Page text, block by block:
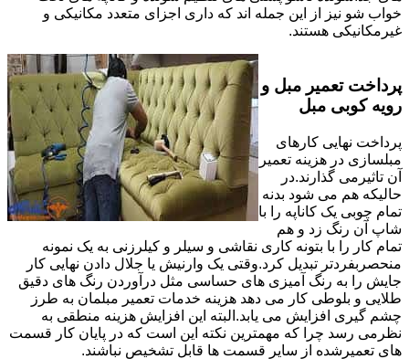
خواب شو نیز از این جمله اند که داری اجزای متعدد مکانیکی و
غیرمکانیکی هستند.
پرداخت تعمیر مبل و
رویه کوبی مبل
پرداخت نهایی کارهای
مبلسازی در هزینه تعمیر
آن تاثیرمی گذارند.در
حالیکه هم می شود بدنه
تمام چوبی یک کاناپه را با
شاپ آن رنگ زد و هم
تمام کار را با بتونه کاری نقاشی و سیلر و کیلرزنی به یک نمونه
منحصربفردتر تبدیل کرد.وقتی یک وارنیش یا جلال دادن نهایی کار
جایش را به رنگ آمیزی های حساسی مثل درآوردن رنگ های دقیق
طلایی و بلوطی کار می دهد هزینه خدمات تعمیر مبلمان به طرز
چشم گیری افزایش می یابد.البته این افزایش هزینه منطقی به
نظرمی رسد چرا که مهمترین نکته این است که در پایان کار قسمت
های تعمیرشده از سایر قسمت ها قابل تشخیص نباشند.